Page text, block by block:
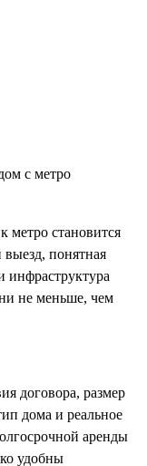
с метро
метро становится
понятная
инфраструктура
не меньше, чем
договора, размер
дома и реальное
аренды
удобны